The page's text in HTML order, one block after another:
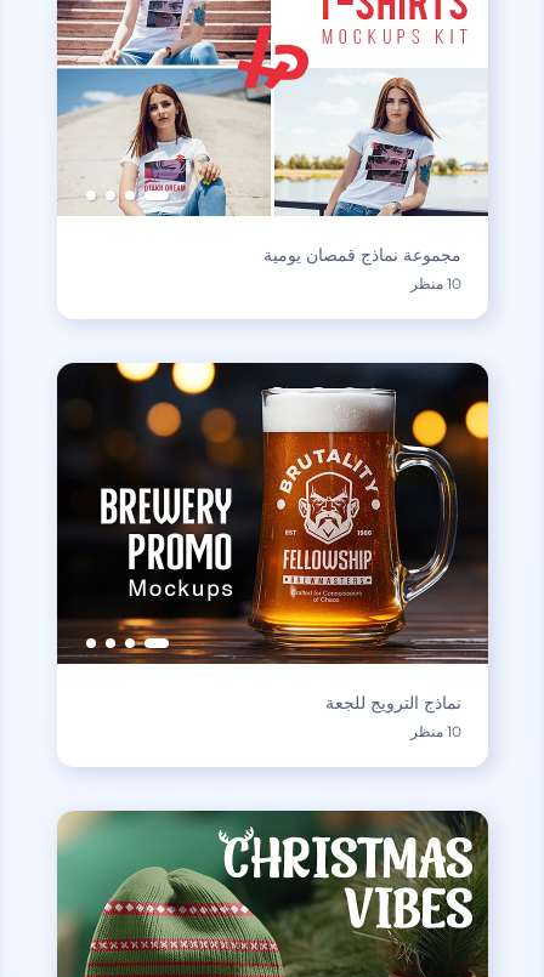
مجموعة نماذج قمصان يومية
10 منظر
نماذج الترويج للجعة
10 منظر